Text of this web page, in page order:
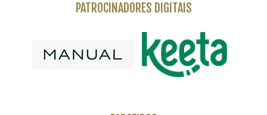
PATROCINADORES DIGITAIS